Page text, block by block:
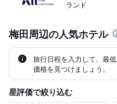
ランド
梅田周辺の人気ホテル
旅行日程を入力して、最低
価格を見つけましょう。
星評価で絞り込む